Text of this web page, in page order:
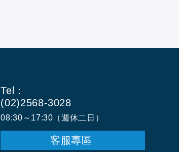
Tel：
(02)2568-3028
08:30～17:30（週休二日）
客服專區